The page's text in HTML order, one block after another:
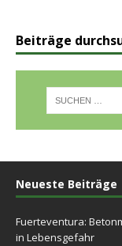
Beiträge
Neueste Beiträge
Fuerteventura:
in Lebensgefahr